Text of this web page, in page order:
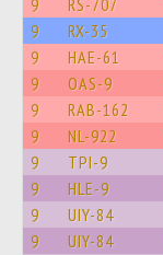
9 RS-707
9 RX-35
9 HAE-61
9 OAS-9
9 RAB-162
9 NL-922
9 TPI-9
9 HLE-9
9 UIY-84
9 UIY-84